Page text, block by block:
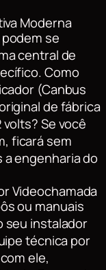
Moderna
se
central de
Como
(Canbus
de fábrica
Se você
ficará sem
engenharia do
Videochamada
ou manuais
seu instalador
técnica por
ele,